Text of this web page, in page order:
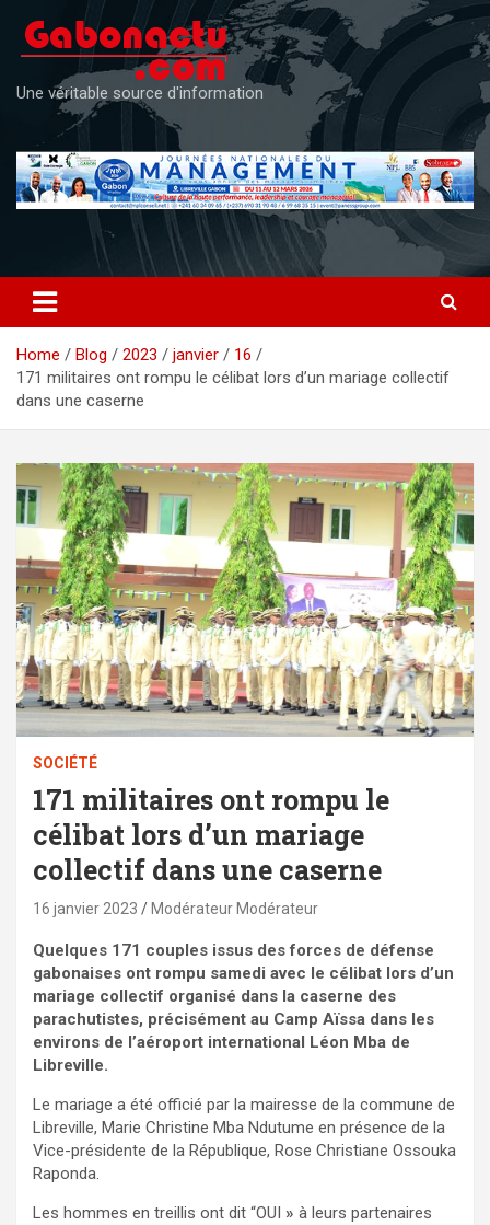
content
Une véritable source d'information
Home Blog 2023 janvier
16
171 militaires ont rompu le célibat lors d’un mariage collectif
dans une caserne
SOCIÉTÉ
171 militaires ont rompu le
célibat lors d’un mariage
collectif dans une caserne
16 janvier 2023 Modérateur Modérateur
Quelques 171 couples issus des forces de défense
gabonaises ont rompu samedi avec le célibat lors d’un
mariage collectif organisé dans la caserne des
parachutistes, précisément au Camp Aïssa dans les
environs de l’aéroport international Léon Mba de
Libreville.
Le mariage a été officié par la mairesse de la commune de
Libreville, Marie Christine Mba Ndutume en présence de la
Vice-présidente de la République, Rose Christiane Ossouka
Raponda.
Les hommes en treillis ont dit “OUI » à leurs partenaires